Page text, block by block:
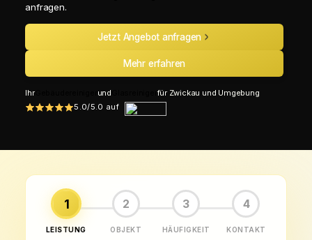
anfragen.
Jetzt Angebot anfragen
Mehr erfahren
IhrGebäudereiniger und Glasreinigerfür Zwickau und Umgebung
5.0/5.0 auf
1
LEISTUNG
2
OBJEKT
3
HÄUFIGKEIT
4
KONTAKT